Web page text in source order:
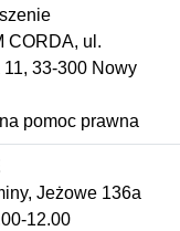
CORDA, ul.
11, 33-300 Nowy
pomoc prawna
Jeżowe 136a
12.00